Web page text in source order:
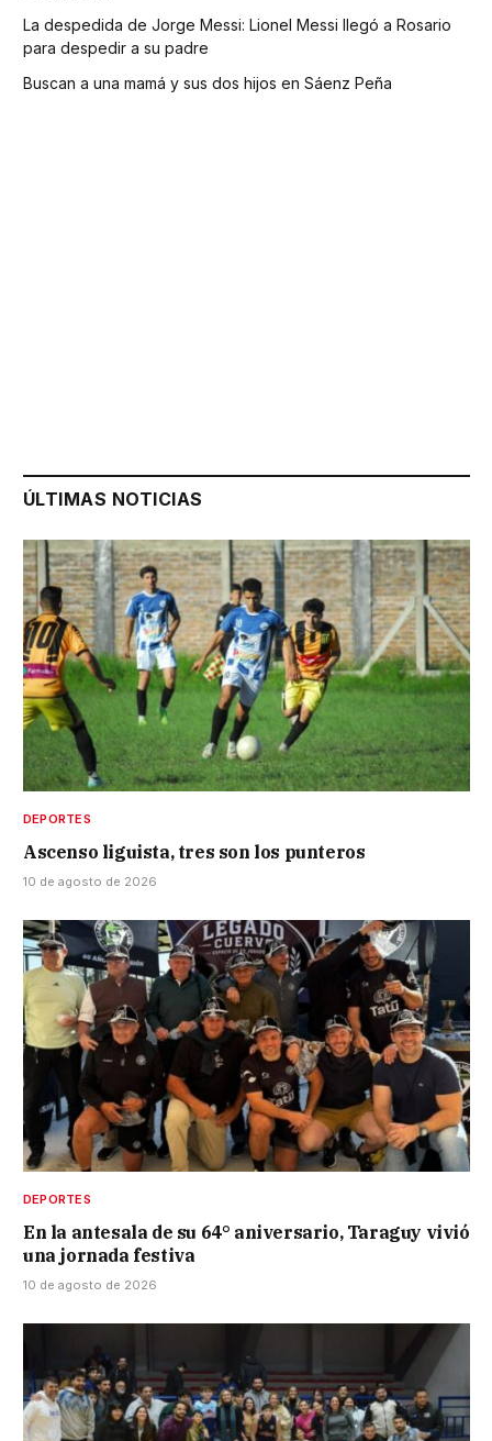
La despedida de Jorge Messi: Lionel Messi llegó a Rosario
para despedir a su padre
Buscan a una mamá y sus dos hijos en Sáenz Peña
ÚLTIMAS NOTICIAS
DEPORTES
Ascenso liguista, tres son los punteros
10 de agosto de 2026
DEPORTES
En la antesala de su 64° aniversario, Taraguy vivió
una jornada festiva
10 de agosto de 2026